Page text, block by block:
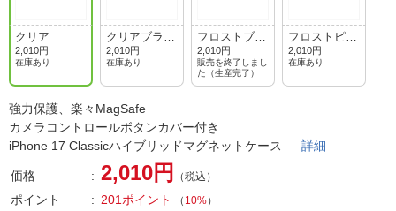
クリア
2,010円
在庫あり
クリアブラッ
ク
2,010円
在庫あり
フロストブル
ー
2,010円
販売を終了しまし
た（生産完了）
フロストピン
ク
2,010円
在庫あり
強力保護、楽々MagSafe
カメラコントロールボタンカバー付き
iPhone 17 Classicハイブリッドマグネットケース 詳細
価格 2,010円 （税込）
ポイント 201ポイント （ 10%）